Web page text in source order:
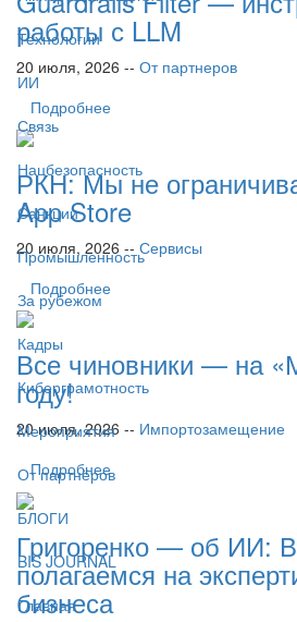
Технологии
ИИ
Связь
Нацбезопасность
Санкции
Промышленность
За рубежом
Кадры
Киберграмотность
Мероприятия
От партнёров
БЛОГИ
BIS JOURNAL
Главная
работы с LLM
20 июля, 2026 -- От партнеров
Подробнее
РКН: Мы не
App Store
20 июля, 2026 -- Сервисы
Подробнее
Все чиновники — на
году!
20 июля, 2026 -- Импортозамещение
Подробнее
Григоренко — об ИИ:
полагаемся на
бизнеса